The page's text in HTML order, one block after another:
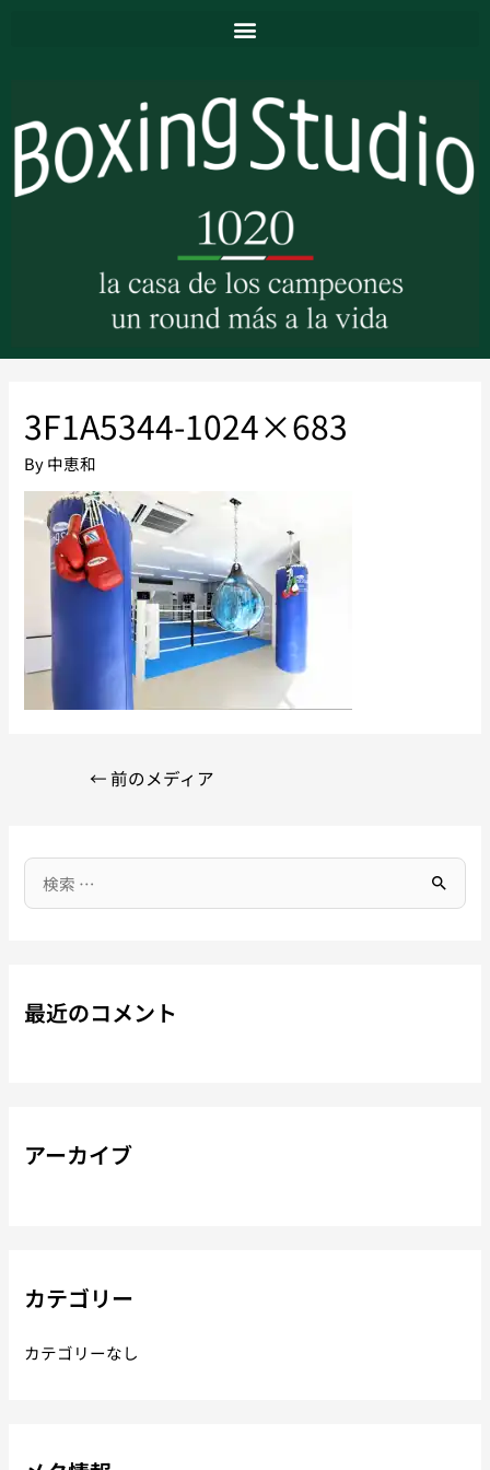
3F1A5344-1024×683
By中恵和
←前のメディア
最近のコメント
アーカイブ
カテゴリー
カテゴリーなし